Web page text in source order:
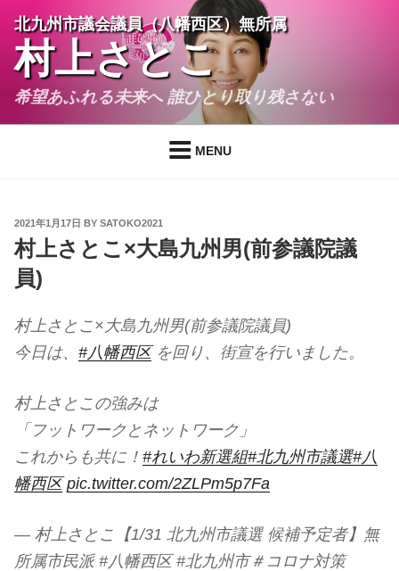
content
北九州市議会議員（八幡西区）無所属
村上さとこ
希望あふれる未来へ 誰ひとり取り残さない
MENU
POSTED
ON
2021年1月17日 BY SATOKO2021
村上さとこ×大島九州男(前参議院議
員)
村上さとこ×大島九州男(前参議院議員)
今日は、 #八幡西区を回り、街宣を行いました。
村上さとこの強みは
「フットワークとネットワーク」
これからも共に！ #れいわ新選組#北九州市議選#八
幡西区 pic.twitter.com/2ZLPm5p7Fa
— 村上さとこ【1/31 北九州市議選 候補予定者】無
所属市民派 #八幡西区 #北九州市＃コロナ対策